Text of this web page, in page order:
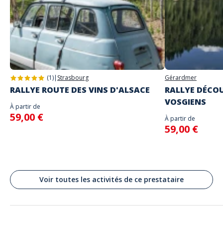
N'entrez les identifiants communiqués que lorsque vous serez sur place
et prêts à commencer le jeu car la partie commencera
Langues parlées
Anglais, Français
Adresse
Stand alone activity
Pl. de Garriga i Bachs, Barcelone, Espagne
Barcelona
(1)| Strasbourg
RALLYE ROUTE DES VINS D'ALSACE
À partir de
59,00 €
Gérardmer
RALLYE
VOSGIENS
À partir de
59,00 €
Voir toutes les activités de ce prestataire